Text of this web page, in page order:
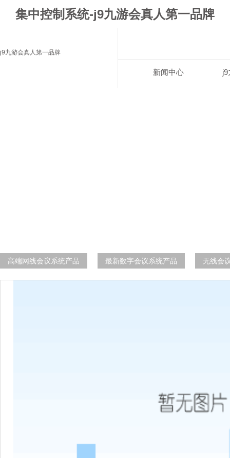
集中控制系统-j9九游会真人第一品牌
j9九游会真人第一品牌
新闻中心
高端网线会议系统产品 最新数字会议系统产品 无线会